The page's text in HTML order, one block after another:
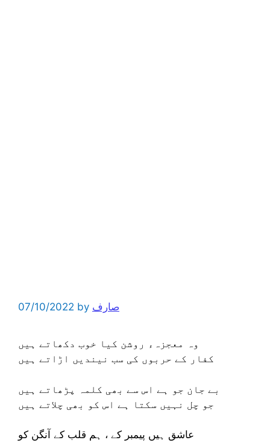
07/10/2022 by صارف
وہ معجزہء روشن کیا خوب دکھاتے ہیں
کفار کے حربوں کی سب نیندیں اڑاتے ہیں
بے جان جو ہے اس سے بھی کلمہ پڑھاتے ہیں
جو چل نہیں سکتا ہے اس کو بھی چلاتے ہیں
عاشق ہیں پیمبر کے ، ہم قلب کے آنگن کو